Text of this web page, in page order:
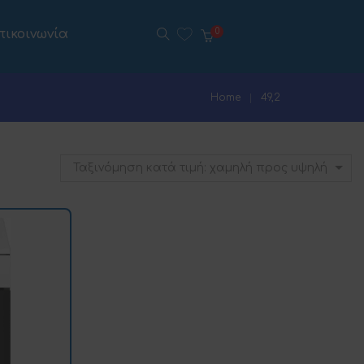
Home 49,2
Ταξινόμηση κατά τιμή: χαμηλή προς υψηλή